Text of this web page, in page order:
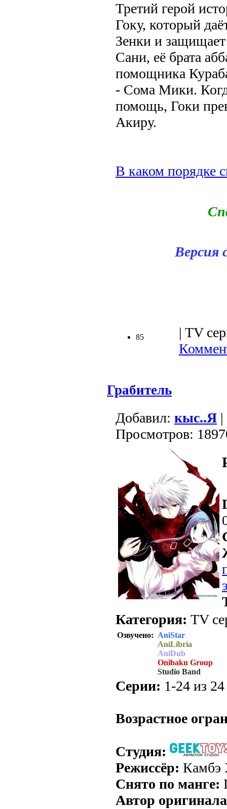
Третий герой
Гоку, который
Зенки и
Сани, её брата
помощника
- Сома Мики.
помощь, Гоки
Акиру.
В каком порядке
Версия
85
| TV
Грабитель
Добавил: кыс..Я
Просмотров:
Категория: TV
Озвучено: AniStar
AniLibria
AniDub
Onibaku Group
Studio Band
Серии: 1-24 из
Возрастное
Студия:
Режиссёр: Камбэ
Снято по манге:
Автор